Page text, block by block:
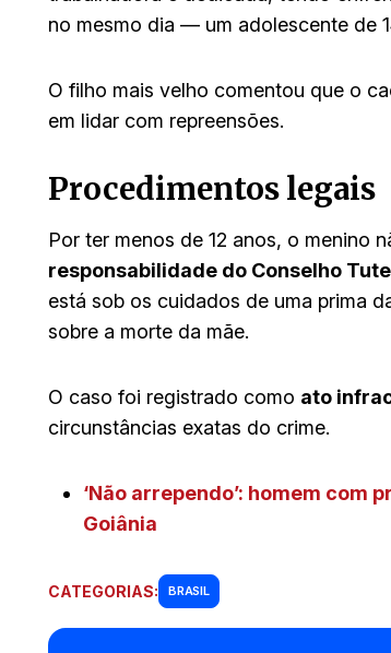
no mesmo dia — um adolescente de
O filho mais velho comentou que o
em lidar com repreensões.
Procedimentos legais
Por ter menos de 12 anos, o menino
responsabilidade do Conselho
está sob os cuidados de uma prima
sobre a morte da mãe.
O caso foi registrado como ato
circunstâncias exatas do crime.
‘Não arrependo’: homem com
Goiânia
CATEGORIAS: BRASIL